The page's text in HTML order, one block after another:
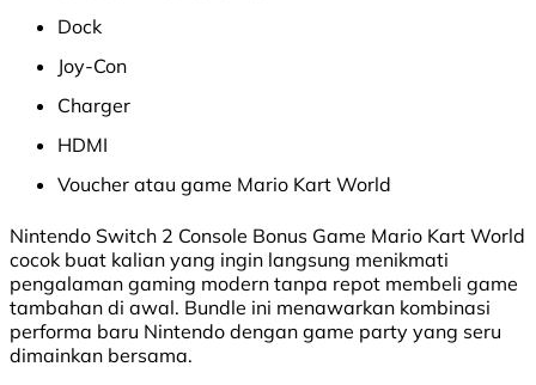
Dock
Joy-Con
Charger
HDMI
Voucher atau game Mario Kart World
Nintendo Switch 2 Console Bonus Game Mario Kart World
cocok buat kalian yang ingin langsung menikmati
pengalaman gaming modern tanpa repot membeli game
tambahan di awal. Bundle ini menawarkan kombinasi
performa baru Nintendo dengan game party yang seru
dimainkan bersama.